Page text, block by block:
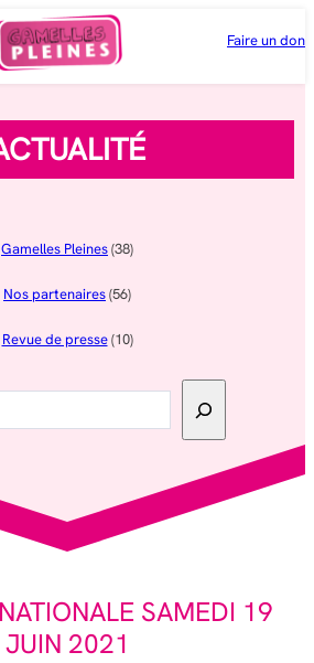
Faire un don
Gamelles Pleines(38)
Nos partenaires(56)
Revue de presse(10)
SAMEDI 19
JUIN 2021